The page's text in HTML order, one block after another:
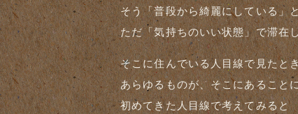
そう「普段から綺麗にしている」
ただ「気持ちのいい状態」で滞在
そこに住んでいる人目線で見たと
あらゆるものが、そこにあること
初めてきた人目線で考えてみると